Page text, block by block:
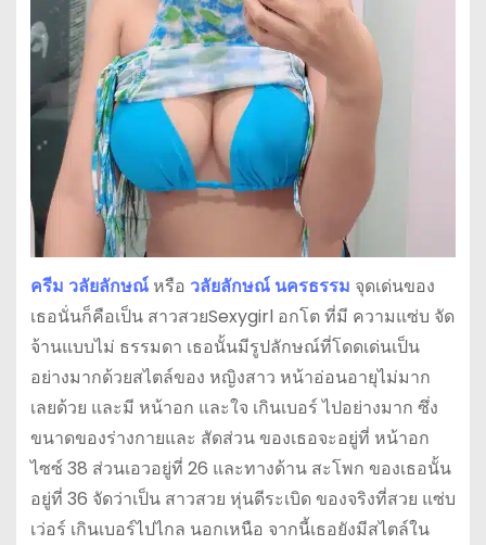
ครีม วลัยลักษณ์หรือ วลัยลักษณ์ นครธรรม จุดเด่นของ
เธอนั่นก็คือเป็น สาวสวยSexygirl อกโต ที่มี ความแซ่บ จัด
จ้านแบบไม่ ธรรมดา เธอนั้นมีรูปลักษณ์ที่โดดเด่นเป็น
อย่างมากด้วยสไตล์ของ หญิงสาว หน้าอ่อนอายุไม่มาก
เลยด้วย และมี หน้าอก และใจ เกินเบอร์ ไปอย่างมาก ซึ่ง
ขนาดของร่างกายและ สัดส่วน ของเธอจะอยู่ที่ หน้าอก
ไซซ์ 38 ส่วนเอวอยู่ที่ 26 และทางด้าน สะโพก ของเธอนั้น
อยู่ที่ 36 จัดว่าเป็น สาวสวย หุ่นดีระเบิด ของจริงที่สวย แซ่บ
เว่อร์ เกินเบอร์ไปไกล นอกเหนือ จากนี้เธอยังมีสไตล์ใน